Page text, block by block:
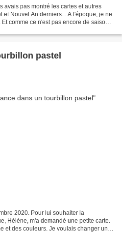
avais pas montré les cartes et autres
et Nouvel An derniers... A l'époque, je ne
comme ce n'est pas encore de saison,
pastel
2020. Pour lui souhaiter la
Hélène, m'a demandé une petite carte.
et des couleurs. Je voulais changer un